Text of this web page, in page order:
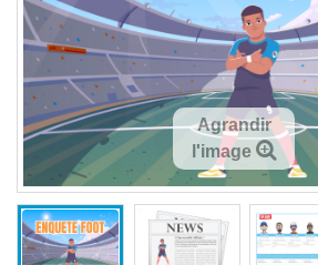
Agrandir
l'image